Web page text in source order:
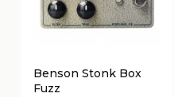
Benson Stonk Box
Fuzz